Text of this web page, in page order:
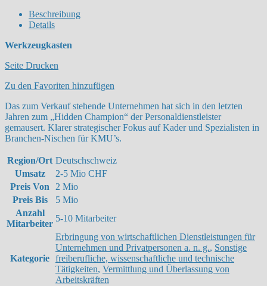
Beschreibung
Details
Werkzeugkasten
Seite Drucken
Zu den Favoriten hinzufügen
Das zum Verkauf stehende Unternehmen hat sich in den letzten
Jahren zum „Hidden Champion“ der Personaldienstleister
gemausert. Klarer strategischer Fokus auf Kader und Spezialisten in
Branchen-Nischen für KMU’s.
Region/Ort Deutschschweiz
Umsatz
2-5 Mio CHF
Preis Von
2 Mio
Preis Bis
5 Mio
Anzahl
Mitarbeiter
5-10 Mitarbeiter
Kategorie
Erbringung von wirtschaftlichen Dienstleistungen für
Unternehmen und Privatpersonen a. n. g., Sonstige
freiberufliche, wissenschaftliche und technische
Tätigkeiten, Vermittlung und Überlassung von
Arbeitskräften